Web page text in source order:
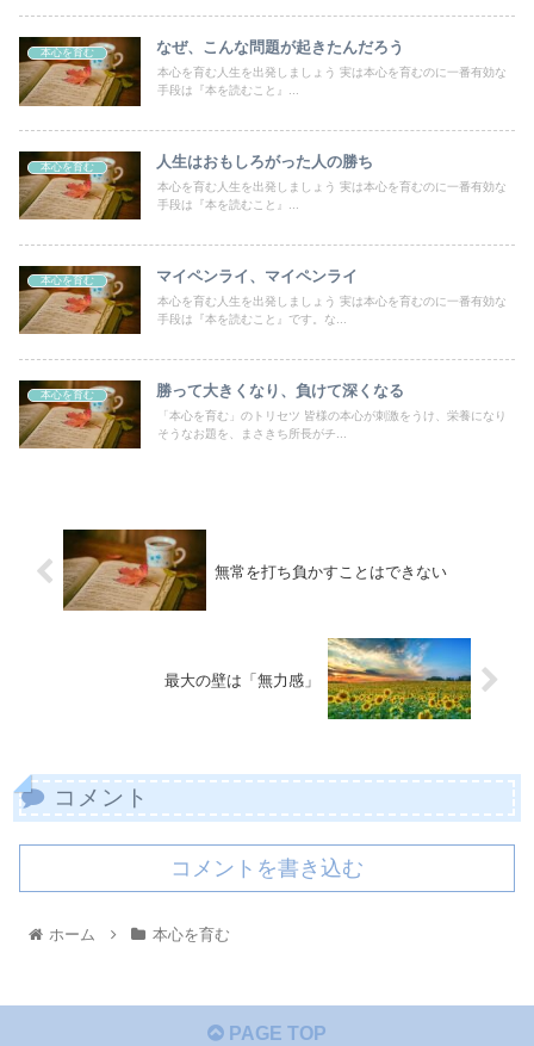
本心を育む なぜ、こんな問題が起きたんだろう
本心を育む人生を出発しましょう 実は本心を育むのに一番有効な
手段は『本を読むこと』...
本心を育む 人生はおもしろがった人の勝ち
本心を育む人生を出発しましょう 実は本心を育むのに一番有効な
手段は『本を読むこと』...
本心を育む マイペンライ、マイペンライ
本心を育む人生を出発しましょう 実は本心を育むのに一番有効な
手段は『本を読むこと』です。な...
本心を育む 勝って大きくなり、負けて深くなる
「本心を育む」のトリセツ 皆様の本心が刺激をうけ、栄養になり
そうなお題を、まさきち所長がチ...
無常を打ち負かすことはできない
最大の壁は「無力感」
コメント
コメントを書き込む
ホーム 本心を育む
PAGE TOP